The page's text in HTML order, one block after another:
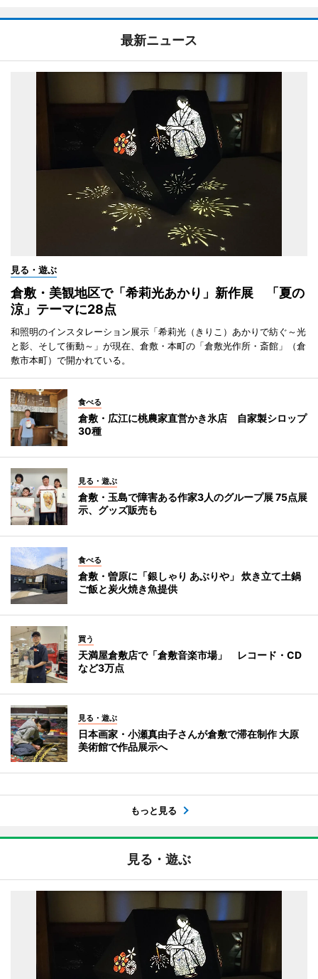
最新ニュース
見る・遊ぶ
倉敷・美観地区で「希莉光あかり」新作展 「夏の
涼」テーマに28点
和照明のインスタレーション展示「希莉光（きりこ）あかりで紡ぐ～光
と影、そして衝動～」が現在、倉敷・本町の「倉敷光作所・斎館」（倉
敷市本町）で開かれている。
食べる
倉敷・広江に桃農家直営かき氷店 自家製シロップ
30種
見る・遊ぶ
倉敷・玉島で障害ある作家3人のグループ展 75点展
示、グッズ販売も
食べる
倉敷・曽原に「銀しゃり あぶりや」 炊き立て土鍋
ご飯と炭火焼き魚提供
買う
天満屋倉敷店で「倉敷音楽市場」 レコード・CD
など3万点
見る・遊ぶ
日本画家・小瀬真由子さんが倉敷で滞在制作 大原
美術館で作品展示へ
もっと見る
見る・遊ぶ